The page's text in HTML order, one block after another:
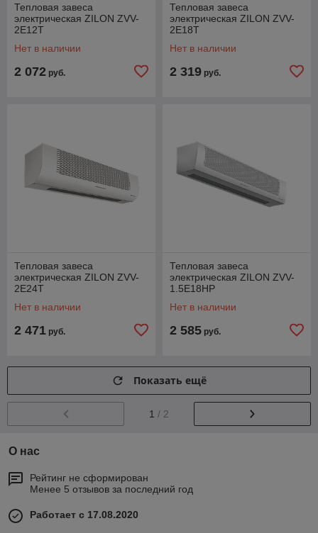
Тепловая завеса
электрическая ZILON ZVV-
2E12T
Нет в наличии
2 072 руб.
Тепловая завеса
электрическая ZILON ZVV-
2E18T
Нет в наличии
2 319 руб.
Тепловая завеса
электрическая ZILON ZVV-
2E24T
Нет в наличии
2 471 руб.
Тепловая завеса
электрическая ZILON ZVV-
1.5E18HP
Нет в наличии
2 585 руб.
Показать ещё
1 / 2
О нас
Рейтинг не сформирован
Менее 5 отзывов за последний год
Работает с 17.08.2020